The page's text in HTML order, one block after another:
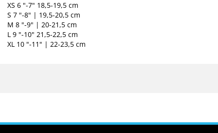
XS 6 "-7" 18,5-19,5 cm
S 7 "-8" | 19,5-20,5 cm
M 8 "-9" | 20-21,5 cm
L 9 "-10" 21,5-22,5 cm
XL 10 "-11" | 22-23,5 cm